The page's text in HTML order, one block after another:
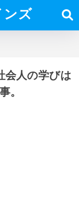
ンズ
会人の学びは
。